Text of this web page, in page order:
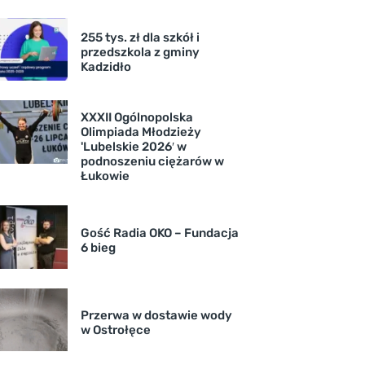
255 tys. zł dla szkół i
przedszkola z gminy
Kadzidło
XXXII Ogólnopolska
Olimpiada Młodzieży
'Lubelskie 2026′ w
podnoszeniu ciężarów w
Łukowie
Gość Radia OKO – Fundacja
6 bieg
Przerwa w dostawie wody
w Ostrołęce